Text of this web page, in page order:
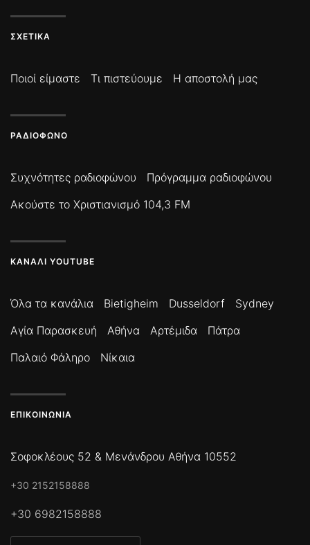
ΣΧΕΤΙΚΆ
Ποιοί είμαστε Τι πιστεύουμε Η αποστολή μας
ΡΑΔΙΌΦΩΝΟ
Συχνότητες ραδιοφώνου
Πρόγραμμα ραδιοφώνου
Ακούστε το Χριστιανισμό 104,3 FM
ΚΑΝΆΛΙ YOUTUBE
Όλα τα κανάλια Bietigheim Dusseldorf
Sydney
Αγία Παρασκευή
Αθήνα Αρτέμιδα
Πάτρα
Παλαιό Φάληρο
Νίκαια
ΕΠΙΚΟΙΝΩΝΊΑ
Σοφοκλέους 52 & Μενάνδρου Αθήνα 10552
+30 2152158888
+30 6982158888